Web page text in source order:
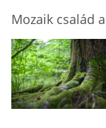
Mozaik család